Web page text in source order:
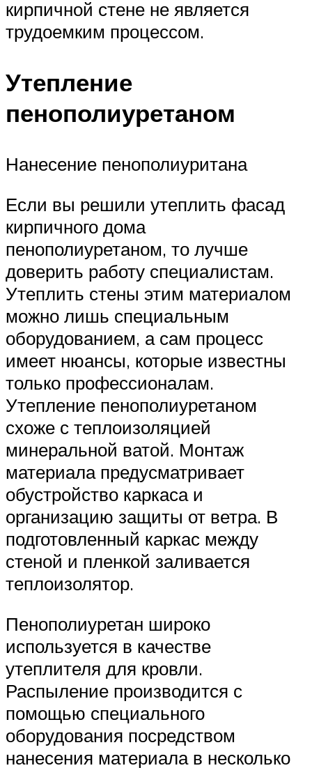
кирпичной стене не является
трудоемким процессом.
Утепление
пенополиуретаном
Нанесение пенополиуритана
Если вы решили утеплить фасад
кирпичного дома
пенополиуретаном, то лучше
доверить работу специалистам.
Утеплить стены этим материалом
можно лишь специальным
оборудованием, а сам процесс
имеет нюансы, которые известны
только профессионалам.
Утепление пенополиуретаном
схоже с теплоизоляцией
минеральной ватой. Монтаж
материала предусматривает
обустройство каркаса и
организацию защиты от ветра. В
подготовленный каркас между
стеной и пленкой заливается
теплоизолятор.
Пенополиуретан широко
используется в качестве
утеплителя для кровли.
Распыление производится с
помощью специального
оборудования посредством
нанесения материала в несколько